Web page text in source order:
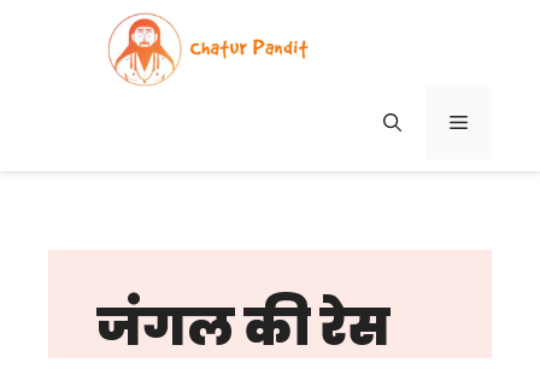
MENU
जंगल की रेस